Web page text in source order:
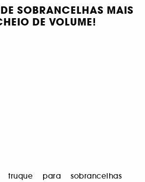
SOBRANCELHAS MAIS
DE VOLUME!
truque para sobrancelhas